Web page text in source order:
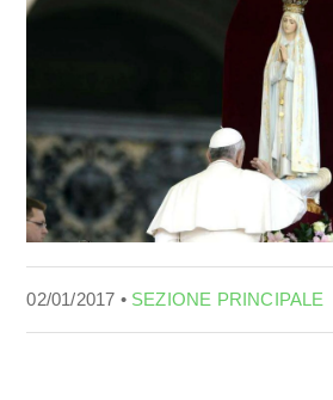
02/01/2017 • SEZIONE PRINCIPALE